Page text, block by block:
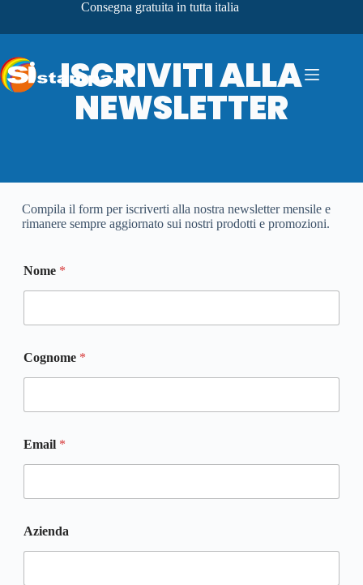
Consegna gratuita in tutta italia
ISCRIVITI ALLA
NEWSLETTER
Compila il form per iscriverti alla nostra newsletter mensile e
rimanere sempre aggiornato sui nostri prodotti e promozioni.
z
i
a
N
o
e
Nome *
Cognome *
Email *
Azienda